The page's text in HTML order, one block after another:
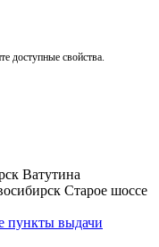
доступные свойства.
Ватутина
Старое шоссе
пункты выдачи